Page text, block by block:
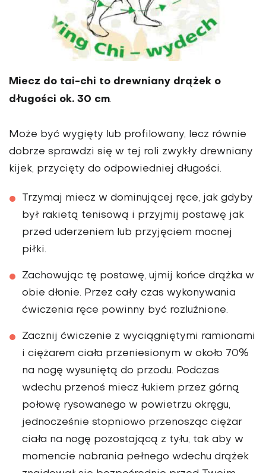
Miecz do tai-chi to drewniany drążek o
długości ok. 30 cm.
Może być wygięty lub profilowany, lecz równie
dobrze sprawdzi się w tej roli zwykły drewniany
kijek, przycięty do odpowiedniej długości.
Trzymaj miecz w dominującej ręce, jak gdyby
był rakietą tenisową i przyjmij postawę jak
przed uderzeniem lub przyjęciem mocnej
piłki.
Zachowując tę postawę, ujmij końce drążka w
obie dłonie. Przez cały czas wykonywania
ćwiczenia ręce powinny być rozluźnione.
Zacznij ćwiczenie z wyciągniętymi ramionami
i ciężarem ciała przeniesionym w około 70%
na nogę wysuniętą do przodu. Podczas
wdechu przenoś miecz łukiem przez górną
połowę rysowanego w powietrzu okręgu,
jednocześnie stopniowo przenosząc ciężar
ciała na nogę pozostającą z tyłu, tak aby w
momencie nabrania pełnego wdechu drążek